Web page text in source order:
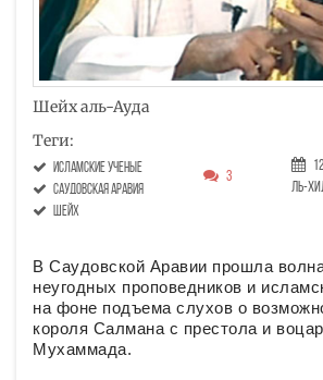
Шейх аль-Ауда
Теги:
исламские ученые
саудовская аравия
шейх
3
ль-
В Саудовской Аравии прошла
неугодных проповедников и
на фоне подъема слухов о
короля Салмана с престола и
Мухаммада.